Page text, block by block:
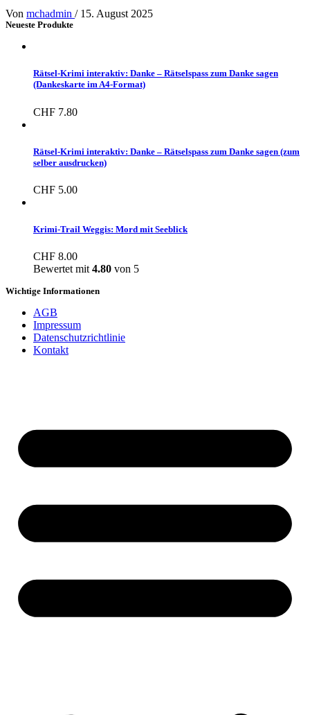
Von mchadmin / 15. August 2025
Neueste Produkte
Rätsel-Krimi interaktiv: Danke – Rätselspass zum Danke sagen
(Dankeskarte im A4-Format)
CHF 7.80
Rätsel-Krimi interaktiv: Danke – Rätselspass zum Danke sagen (zum
selber ausdrucken)
CHF 5.00
Krimi-Trail Weggis: Mord mit Seeblick
CHF 8.00
Bewertet mit 4.80 von 5
Wichtige Informationen
AGB
Impressum
Datenschutzrichtlinie
Kontakt